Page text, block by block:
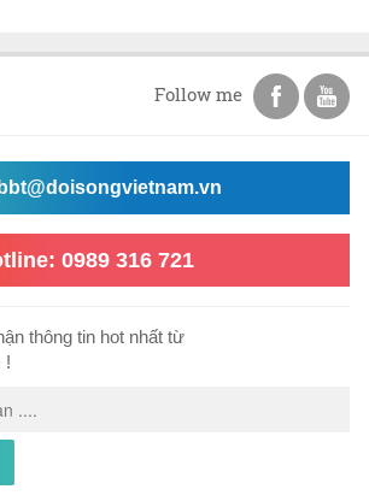
Follow me
0989 316 721
thông tin hot nhất từ
!